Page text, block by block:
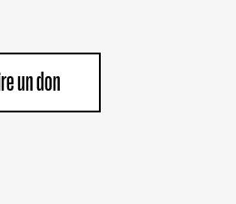
un don